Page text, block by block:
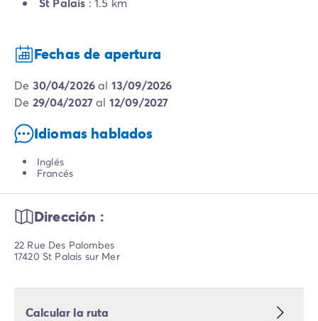
Fechas de apertura
de 30/04/2026al 13/09/2026
de 29/04/2027al 12/09/2027
Idiomas hablados
Inglés
Francés
Dirección :
22 Rue Des Palombes
17420 St Palais sur Mer
Calcular la ruta